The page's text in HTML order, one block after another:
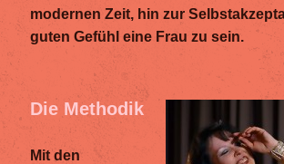
modernen Zeit, hin zur
guten Gefühl eine Frau zu sein.
Die Methodik
Mit den